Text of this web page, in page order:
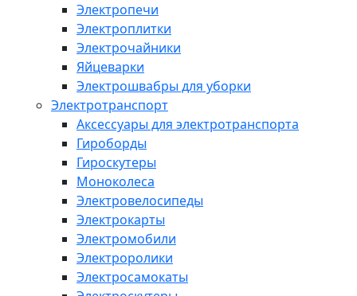
Электропечи
Электроплитки
Электрочайники
Яйцеварки
Электрошвабры для уборки
Электротранспорт
Аксессуары для электротранспорта
Гироборды
Гироскутеры
Моноколеса
Электровелосипеды
Электрокарты
Электромобили
Электроролики
Электросамокаты